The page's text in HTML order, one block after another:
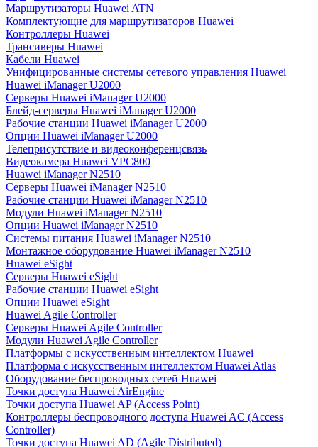
Маршрутизаторы Huawei ATN
Комплектующие для маршрутизаторов Huawei
Контроллеры Huawei
Трансиверы Huawei
Кабели Huawei
Унифицированные системы сетевого управления Huawei
Huawei iManager U2000
Серверы Huawei iManager U2000
Блейд-серверы Huawei iManager U2000
Рабочие станции Huawei iManager U2000
Опции Huawei iManager U2000
Телеприсутствие и видеоконференцсвязь
Видеокамера Huawei VPC800
Huawei iManager N2510
Серверы Huawei iManager N2510
Рабочие станции Huawei iManager N2510
Модули Huawei iManager N2510
Опции Huawei iManager N2510
Системы питания Huawei iManager N2510
Монтажное оборудование Huawei iManager N2510
Huawei eSight
Серверы Huawei eSight
Рабочие станции Huawei eSight
Опции Huawei eSight
Huawei Agile Controller
Серверы Huawei Agile Controller
Модули Huawei Agile Controller
Платформы с искусственным интеллектом Huawei
Платформа с искусственным интеллектом Huawei Atlas
Оборудование беспроводных сетей Huawei
Точки доступа Huawei AirEngine
Точки доступа Huawei AP (Access Point)
Контроллеры беспроводного доступа Huawei AC (Access
Controller)
Точки доступа Huawei AD (Agile Distributed)